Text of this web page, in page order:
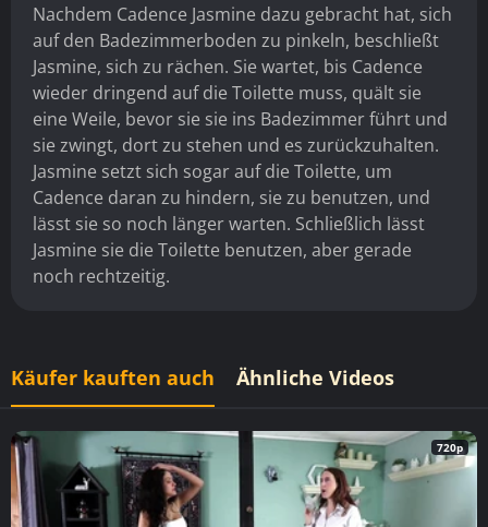
Nachdem Cadence Jasmine dazu gebracht hat, sich
auf den Badezimmerboden zu pinkeln, beschließt
Jasmine, sich zu rächen. Sie wartet, bis Cadence
wieder dringend auf die Toilette muss, quält sie
eine Weile, bevor sie sie ins Badezimmer führt und
sie zwingt, dort zu stehen und es zurückzuhalten.
Jasmine setzt sich sogar auf die Toilette, um
Cadence daran zu hindern, sie zu benutzen, und
lässt sie so noch länger warten. Schließlich lässt
Jasmine sie die Toilette benutzen, aber gerade
noch rechtzeitig.
Käufer kauften auch Ähnliche Videos
720p